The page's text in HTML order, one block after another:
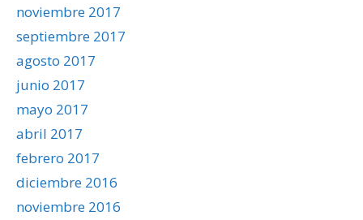
noviembre 2017
septiembre 2017
agosto 2017
junio 2017
mayo 2017
abril 2017
febrero 2017
diciembre 2016
noviembre 2016